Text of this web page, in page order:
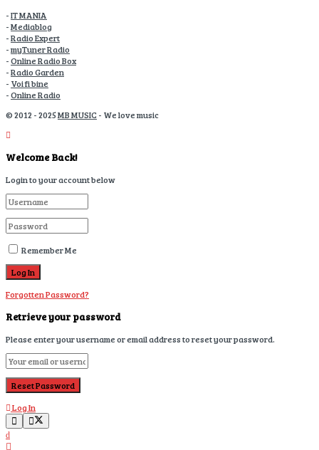
-IT MANIA
-Mediablog
-Radio Expert
-myTuner Radio
-Online Radio Box
-Radio Garden
- Voi fi bine
-Online Radio
© 2012 - 2025MB MUSIC- We love music
Welcome Back!
Login to your account below
Remember Me
Forgotten Password?
Retrieve your password
Please enter your username or email address to reset your password.
Log In